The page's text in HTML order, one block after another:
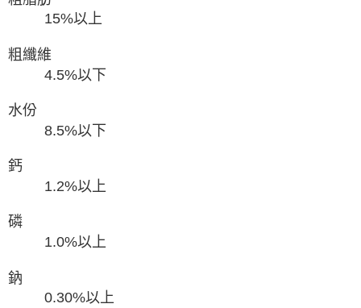
15%以上
粗纖維
4.5%以下
水份
8.5%以下
鈣
1.2%以上
磷
1.0%以上
鈉
0.30%以上